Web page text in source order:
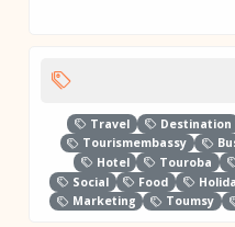
Travel Destination
Tourismembassy
Hotel
Touroba
Social
Food
Marketing
Toumsy